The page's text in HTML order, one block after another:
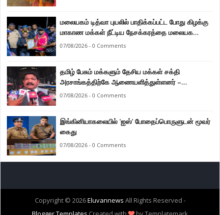
மலையகம் டித்வா புயலில் பாதிக்கப்பட்ட போது கிழக்கு
மாகாண மக்கள் நீட்டிய நேசக்கரத்தை மலையக
மக்கள் ஒருபோதும் மறக்கமாட்டார்கள் : நுவரெலியா
07/08/2026 - 0 Comments
தமிழ் பேசும் மக்களும் தேசிய மக்கள் சக்தி
அரசாங்கத்திற்கே ஆணையளித்துள்ளனர் –
கடற்றொழில் அமைச்சர் இராமலிங்கம் சந்திரசேகர்
07/08/2026 - 0 Comments
இங்கினியாகலையில் 'ஐஸ்' போதைப்பொருளுடன் மூவர்
கைது
07/08/2026 - 0 Comments
Copyright © 2026Eluvannews All Rights Reserved -